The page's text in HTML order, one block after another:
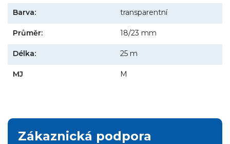
Barva: transparentní
Průměr: 18/23 mm
Délka: 25 m
MJ M
Zákaznická podpora